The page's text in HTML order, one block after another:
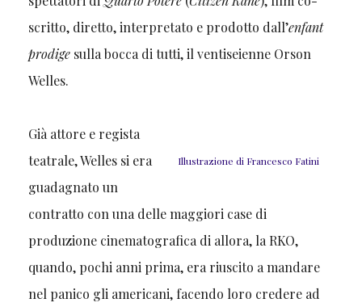
scritto, diretto, interpretato e prodotto dall’enfant
prodigesulla bocca di tutti, il ventiseienne Orson
Welles.
Illustrazione di Francesco Fatini
Già attore e regista
teatrale, Welles si era
guadagnato un
contratto con una delle maggiori case di
produzione cinematografica di allora, la RKO,
quando, pochi anni prima, era riuscito a mandare
nel panico gli americani, facendo loro credere ad